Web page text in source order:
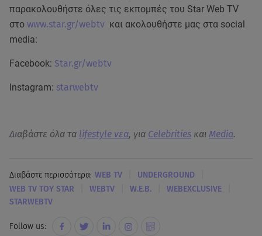
παρακολουθήστε όλες τις εκπομπές του Star Web TV
στο www.star.gr/webtv και ακολουθήστε μας στα social
media:
Facebook: Star.gr/webtv
Instagram: starwebtv
Διαβάστε όλα τα lifestyle νεα, για Celebrities και Media.
Διαβάστε περισσότερα: WEB TV UNDERGROUND
WEB TV ΤΟΥ STAR WEBTV W.E.B. WEBEXCLUSIVE
STARWEBTV
Follow us: